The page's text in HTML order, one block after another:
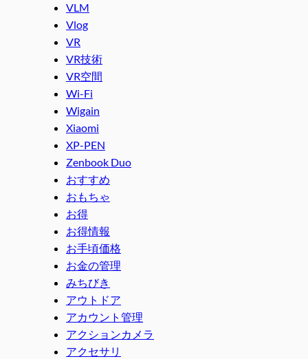
VLM
Vlog
VR
VR技術
VR空間
Wi-Fi
Wigain
Xiaomi
XP-PEN
Zenbook Duo
おすすめ
おもちゃ
お得
お得情報
お手頃価格
お金の管理
みちびき
アウトドア
アカウント管理
アクションカメラ
アクセサリ